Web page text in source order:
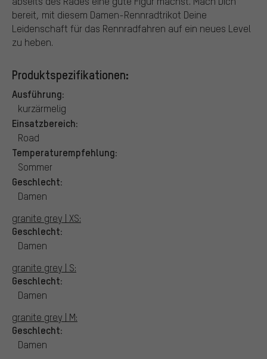
bereit, mit diesem Damen-Rennradtrikot Deine
Leidenschaft für das Rennradfahren auf ein neues Level
zu heben.
Produktspezifikationen:
Ausführung:
kurzärmelig
Einsatzbereich:
Road
Temperaturempfehlung:
Sommer
Geschlecht:
Damen
granite grey | XS:
Geschlecht:
Damen
granite grey | S:
Geschlecht:
Damen
granite grey | M:
Geschlecht:
Damen